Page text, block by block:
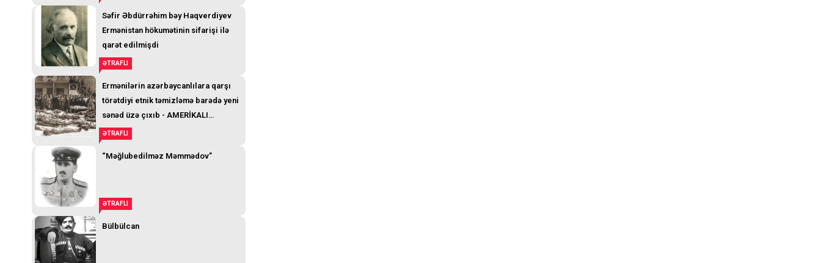
Səfir Əbdürrəhim bəy Haqverdiyev
Ermənistan hökumətinin sifarişi ilə
qarət edilmişdi
ƏTRAFLI
Ermənilərin azərbaycanlılara qarşı
törətdiyi etnik təmizləmə barədə yeni
sənəd üzə çıxıb - AMERİKALI
GENERALIN TELEQRAMI
ƏTRAFLI
“Məğlubedilməz Məmmədov”
ƏTRAFLI
Bülbülcan